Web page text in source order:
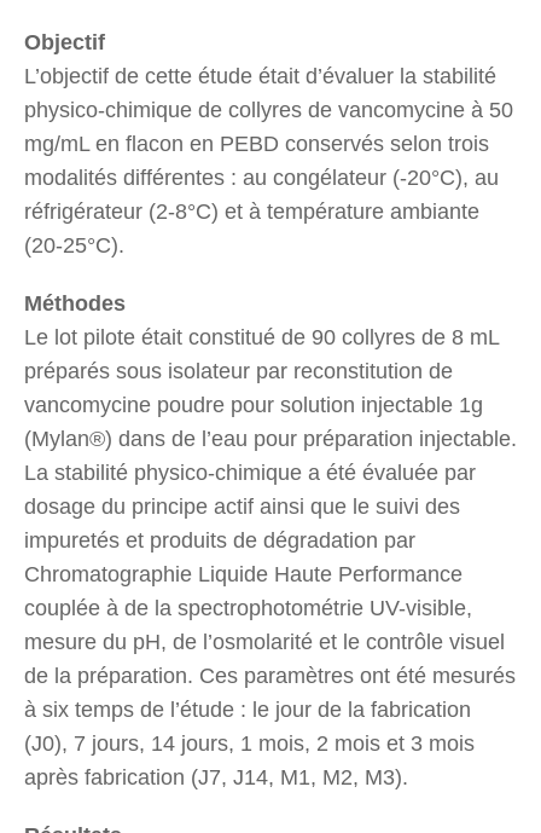
Objectif
L’objectif de cette étude était d’évaluer la stabilité
physico-chimique de collyres de vancomycine à 50
mg/mL en flacon en PEBD conservés selon trois
modalités différentes : au congélateur (-20°C), au
réfrigérateur (2-8°C) et à température ambiante
(20-25°C).
Méthodes
Le lot pilote était constitué de 90 collyres de 8 mL
préparés sous isolateur par reconstitution de
vancomycine poudre pour solution injectable 1g
(Mylan®) dans de l’eau pour préparation injectable.
La stabilité physico-chimique a été évaluée par
dosage du principe actif ainsi que le suivi des
impuretés et produits de dégradation par
Chromatographie Liquide Haute Performance
couplée à de la spectrophotométrie UV-visible,
mesure du pH, de l’osmolarité et le contrôle visuel
de la préparation. Ces paramètres ont été mesurés
à six temps de l’étude : le jour de la fabrication
(J0), 7 jours, 14 jours, 1 mois, 2 mois et 3 mois
après fabrication (J7, J14, M1, M2, M3).